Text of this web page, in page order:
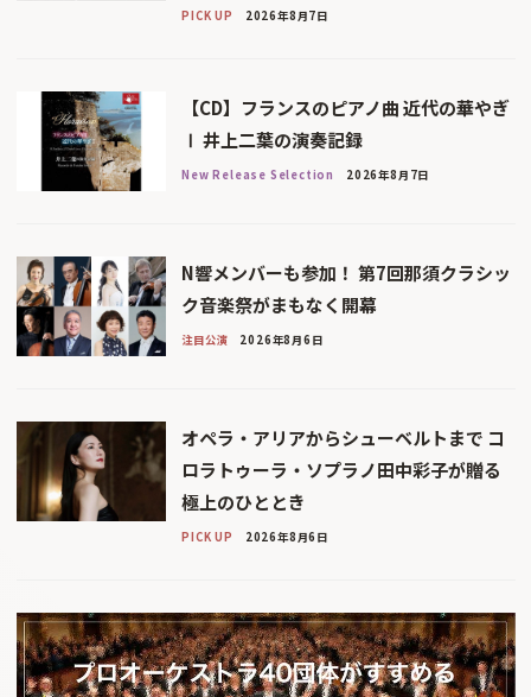
PICK UP 2026年8月7日
【CD】フランスのピアノ曲 近代の華やぎ
Ⅰ 井上二葉の演奏記録
New Release Selection 2026年8月7日
N響メンバーも参加！ 第7回那須クラシッ
ク音楽祭がまもなく開幕
注目公演 2026年8月6日
オペラ・アリアからシューベルトまで コ
ロラトゥーラ・ソプラノ田中彩子が贈る
極上のひととき
PICK UP 2026年8月6日